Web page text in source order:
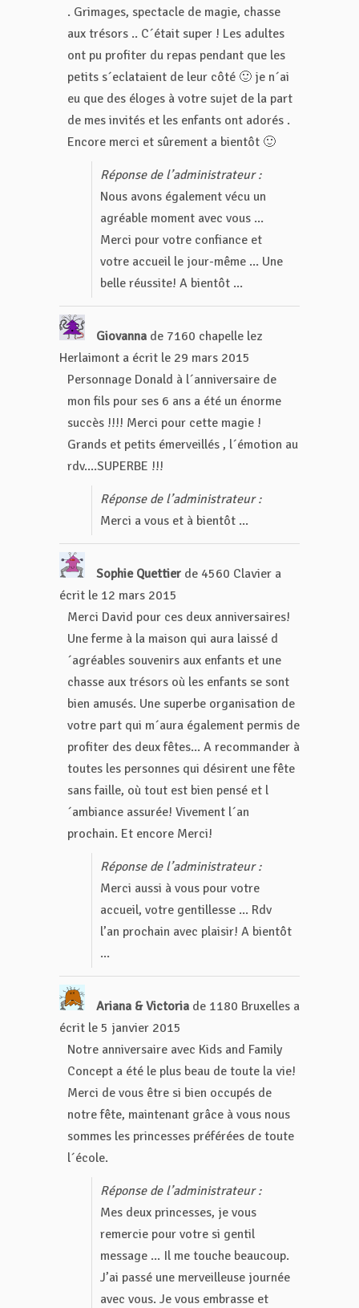
. Grimages, spectacle de magie, chasse
aux trésors .. C´était super ! Les adultes
ont pu profiter du repas pendant que les
petits s´eclataient de leur côté 🙂 je n´ai
eu que des éloges à votre sujet de la part
de mes invités et les enfants ont adorés .
Encore merci et sûrement a bientôt 🙂
Réponse de l’administrateur :
Nous avons également vécu un
agréable moment avec vous ...
Merci pour votre confiance et
votre accueil le jour-même ... Une
belle réussite! A bientôt ...
Giovanna de 7160 chapelle lez
Herlaimont a écrit le 29 mars 2015
Personnage Donald à l´anniversaire de
mon fils pour ses 6 ans a été un énorme
succès !!!! Merci pour cette magie !
Grands et petits émerveillés , l´émotion au
rdv....SUPERBE !!!
Réponse de l’administrateur :
Merci a vous et à bientôt ...
Sophie Quettier de 4560 Clavier a
écrit le 12 mars 2015
Merci David pour ces deux anniversaires!
Une ferme à la maison qui aura laissé d
´agréables souvenirs aux enfants et une
chasse aux trésors où les enfants se sont
bien amusés. Une superbe organisation de
votre part qui m´aura également permis de
profiter des deux fêtes... A recommander à
toutes les personnes qui désirent une fête
sans faille, où tout est bien pensé et l
´ambiance assurée! Vivement l´an
prochain. Et encore Merci!
Réponse de l’administrateur :
Merci aussi à vous pour votre
accueil, votre gentillesse ... Rdv
l’an prochain avec plaisir! A bientôt
...
Ariana & Victoria de 1180 Bruxelles a
écrit le 5 janvier 2015
Notre anniversaire avec Kids and Family
Concept a été le plus beau de toute la vie!
Merci de vous être si bien occupés de
notre fête, maintenant grâce à vous nous
sommes les princesses préférées de toute
l´école.
Réponse de l’administrateur :
Mes deux princesses, je vous
remercie pour votre si gentil
message ... Il me touche beaucoup.
J’ai passé une merveilleuse journée
avec vous. Je vous embrasse et